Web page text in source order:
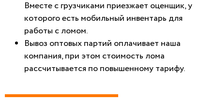
Вместе с грузчиками приезжает оценщик, у
которого есть мобильный инвентарь для
работы с ломом.
Вывоз оптовых партий оплачивает наша
компания, при этом стоимость лома
рассчитывается по повышенному тарифу.